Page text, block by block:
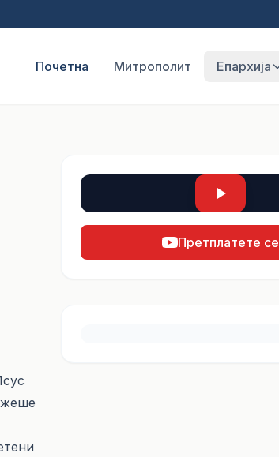
Почетна Митрополит Епархија
Претплатете се